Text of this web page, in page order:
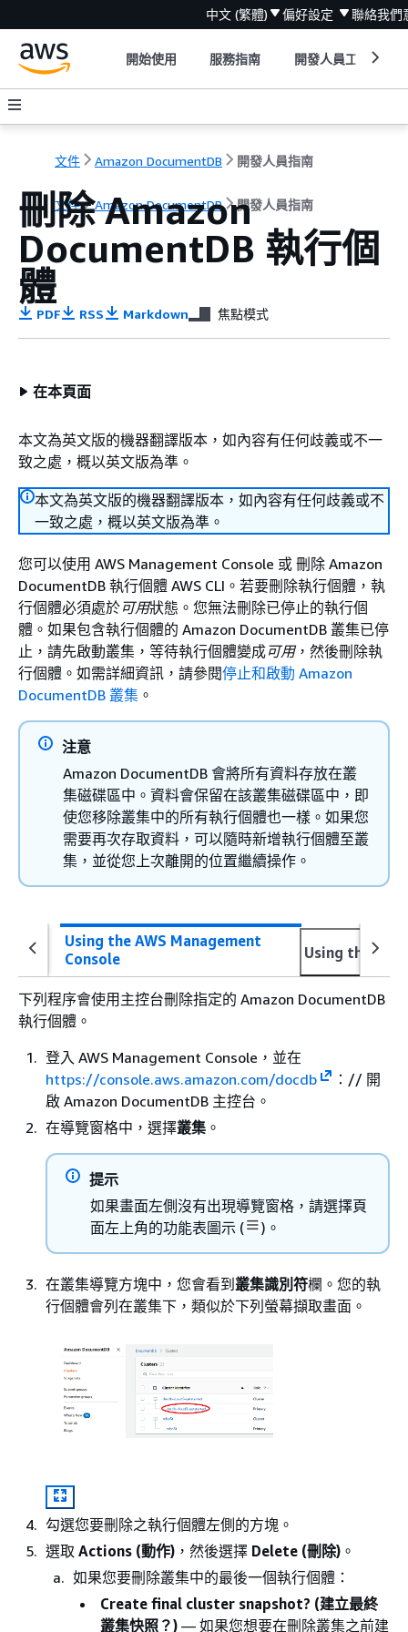
中文 (繁體) 偏好設定 聯絡我們
開始使用 服務指南 開發人員工具
文件 Amazon DocumentDB 開發人員指南
文件 Amazon DocumentDB 開發人員指南
刪除 Amazon
DocumentDB 執行個
體
PDF RSS Markdown 焦點模式
在本頁面
本文為英文版的機器翻譯版本，如內容有任何歧義或不一
致之處，概以英文版為準。
本文為英文版的機器翻譯版本，如內容有任何歧義或不
一致之處，概以英文版為準。
您可以使用 AWS Management Console 或 刪除 Amazon
DocumentDB 執行個體 AWS CLI。若要刪除執行個體，執
行個體必須處於可用狀態。您無法刪除已停止的執行個
體。如果包含執行個體的 Amazon DocumentDB 叢集已停
止，請先啟動叢集，等待執行個體變成可用，然後刪除執
行個體。如需詳細資訊，請參閱停止和啟動 Amazon
DocumentDB 叢集 。
注意
Amazon DocumentDB 會將所有資料存放在叢
集磁碟區中。資料會保留在該叢集磁碟區中，即
使您移除叢集中的所有執行個體也一樣。如果您
需要再次存取資料，可以隨時新增執行個體至叢
集，並從您上次離開的位置繼續操作。
Using the AWS Management
Console
Using the
下列程序會使用主控台刪除指定的 Amazon DocumentDB
執行個體。
登入 AWS Management Console，並在
https://console.aws.amazon.com/docdb
：// 開
啟 Amazon DocumentDB 主控台。
在導覽窗格中，選擇叢集 。
提示
如果畫面左側沒有出現導覽窗格，請選擇頁
面左上角的功能表圖示 (
)。
在叢集導覽方塊中，您會看到 叢集識別符欄。您的執
行個體會列在叢集下，類似於下列螢幕擷取畫面。
勾選您要刪除之執行個體左側的方塊。
選取 Actions (動作) ，然後選擇 Delete (刪除) 。
如果您要刪除叢集中的最後一個執行個體：
Create final cluster snapshot? (建立最終
叢集快照？) — 如果您想要在刪除叢集之前建